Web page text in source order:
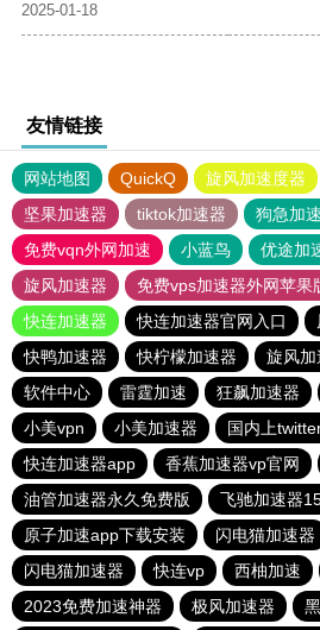
2025-01-18
友情链接
网站地图 QuickQ 旋风加速度器
坚果加速器
tiktok加速器
狗急加
免费vqn外网加速
小蓝鸟 优途加
旋风加速器
免费vps加速器外网苹果
快连加速器
快连加速器官网入口
快鸭加速器
快柠檬加速器 旋风加
软件中心
雷霆加速 狂飙加速器
小美vpn
小美加速器
国内上
快连加速器app
香蕉加速器vp官网
油管加速器永久免费版
飞驰加速器
原子加速app下载安装
闪电猫加速器
闪电猫加速器
快连vp 西柚加速
2023免费加速神器
极风加速器